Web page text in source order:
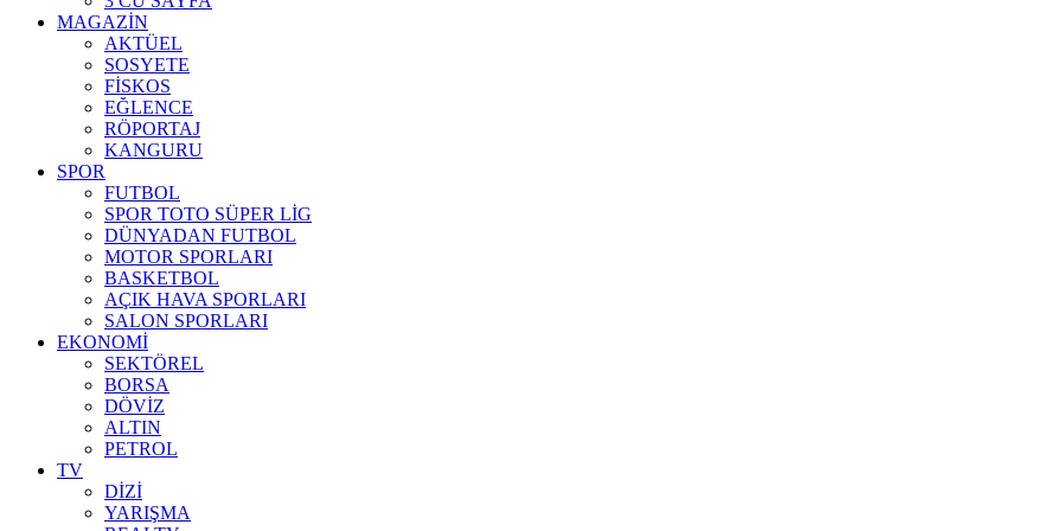
MAGAZİN
AKTÜEL
SOSYETE
FİSKOS
EĞLENCE
RÖPORTAJ
KANGURU
SPOR
FUTBOL
SPOR TOTO SÜPER LİG
DÜNYADAN FUTBOL
MOTOR SPORLARI
BASKETBOL
AÇIK HAVA SPORLARI
SALON SPORLARI
EKONOMİ
SEKTÖREL
BORSA
DÖVİZ
ALTIN
PETROL
TV
DİZİ
YARIŞMA